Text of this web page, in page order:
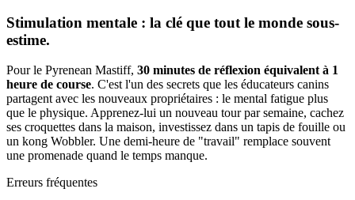
Stimulation mentale : la clé que tout le monde sous-
estime.
Pour le Pyrenean Mastiff, 30 minutes de réflexion équivalent à 1
heure de course. C'est l'un des secrets que les éducateurs canins
partagent avec les nouveaux propriétaires : le mental fatigue plus
que le physique. Apprenez-lui un nouveau tour par semaine, cachez
ses croquettes dans la maison, investissez dans un tapis de fouille ou
un kong Wobbler. Une demi-heure de "travail" remplace souvent
une promenade quand le temps manque.
Erreurs fréquentes